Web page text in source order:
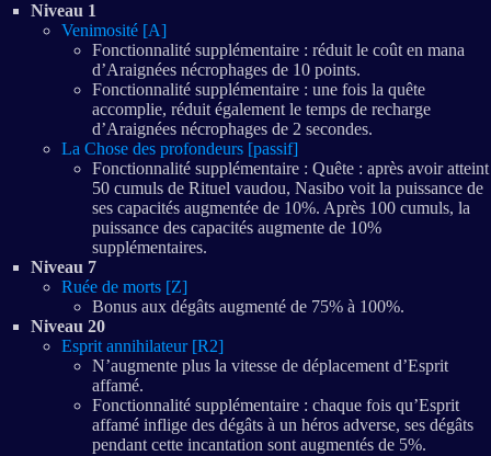
Niveau 1
Venimosité [A]
Fonctionnalité supplémentaire : réduit le coût en mana
d’Araignées nécrophages de 10 points.
Fonctionnalité supplémentaire : une fois la quête
accomplie, réduit également le temps de recharge
d’Araignées nécrophages de 2 secondes.
La Chose des profondeurs [passif]
Fonctionnalité supplémentaire : Quête : après avoir atteint
50 cumuls de Rituel vaudou, Nasibo voit la puissance de
ses capacités augmentée de 10%. Après 100 cumuls, la
puissance des capacités augmente de 10%
supplémentaires.
Niveau 7
Ruée de morts [Z]
Bonus aux dégâts augmenté de 75% à 100%.
Niveau 20
Esprit annihilateur [R2]
N’augmente plus la vitesse de déplacement d’Esprit
affamé.
Fonctionnalité supplémentaire : chaque fois qu’Esprit
affamé inflige des dégâts à un héros adverse, ses dégâts
pendant cette incantation sont augmentés de 5%.